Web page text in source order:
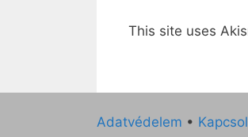
This site uses
Adatvédelem •